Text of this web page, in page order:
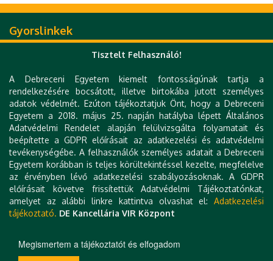
Gyorslinkek
e-Térkép
e-Learning
UniPass kártya
Zimbra
Mobil alkalmazások
Webkamera
Könyvtár (DEENK)
Tudóstér
DEA
MTMT
Régi weboldal
Impresszum
Technikai információk
Tisztelt Felhasználó!
A Debreceni Egyetem kiemelt fontosságúnak tartja a
rendelkezésére bocsátott, illetve birtokába jutott személyes
adatok védelmét. Ezúton tájékoztatjuk Önt, hogy a Debreceni
Egyetem a 2018. május 25. napján hatályba lépett Általános
Adatvédelmi Rendelet alapján felülvizsgálta folyamatait és
beépítette a GDPR előírásait az adatkezelési és adatvédelmi
tevékenységébe. A felhasználók személyes adatait a Debreceni
Egyetem korábban is teljes körültekintéssel kezelte, megfelelve
az érvényben lévő adatkezelési szabályozásoknak. A GDPR
előírásait követve frissítettük Adatvédelmi Tájékoztatónkat,
amelyet az alábbi linkre kattintva olvashat el: Adatkezelési
tájékoztató. DE Kancellária VIR Központ
Megismertem a tájékoztatót és elfogadom